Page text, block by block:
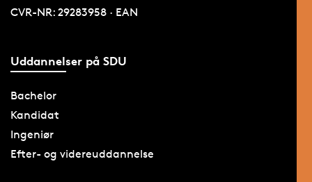
CVR-NR: 29283958 · EAN
Uddannelser på SDU
Bachelor
Kandidat
Ingeniør
Efter- og videreuddannelse